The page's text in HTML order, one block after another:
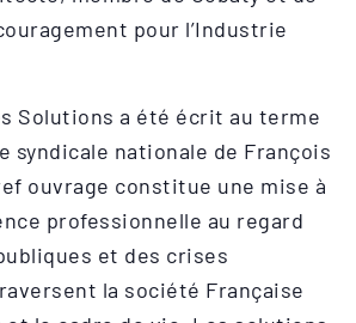
pour l’Industrie
Solutions a été écrit au terme
syndicale nationale de François
ouvrage constitue une mise à
professionnelle au regard
et des crises
la société Française